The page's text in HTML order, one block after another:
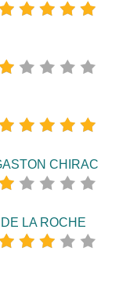
CHIRAC
LA ROCHE